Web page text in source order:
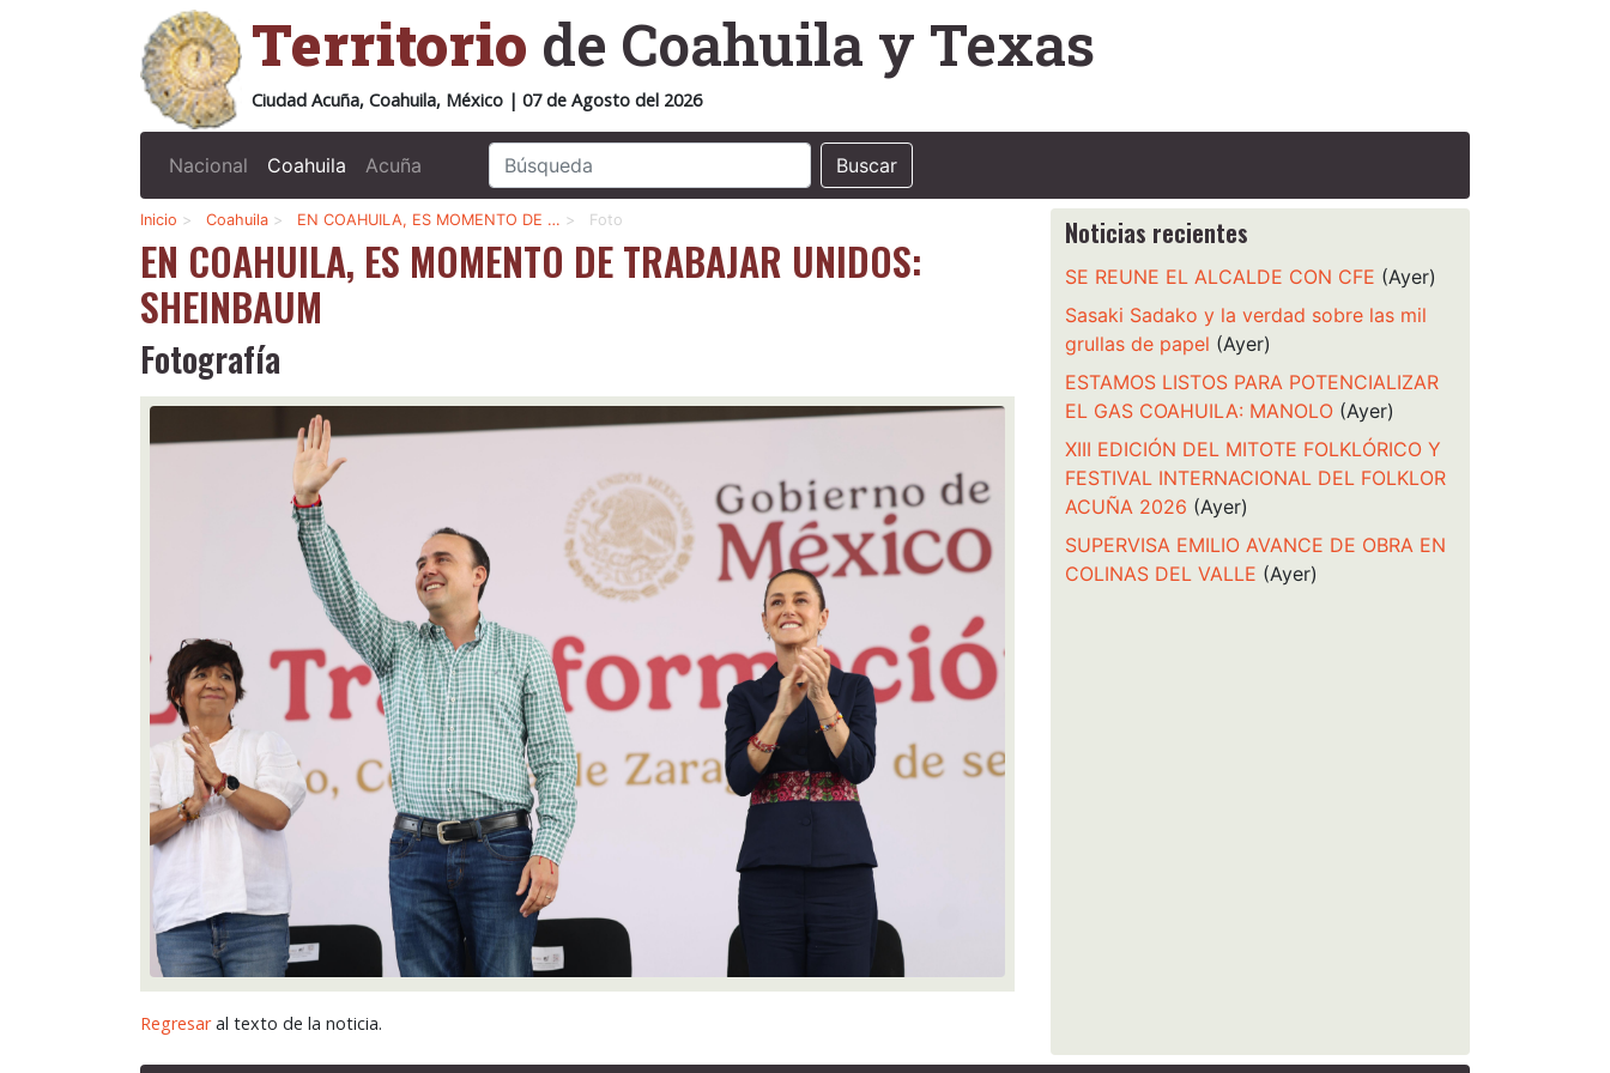
Territorio de Coahuila y Texas
Ciudad Acuña, Coahuila, México | 07 de Agosto del 2026
Nacional Coahuila Acuña Buscar
Inicio > Coahuila > EN COAHUILA, ES MOMENTO DE … > Foto
EN COAHUILA, ES MOMENTO DE TRABAJAR UNIDOS:
SHEINBAUM
Fotografía
Regresaral texto de la noticia.
Noticias recientes
SE REUNE EL ALCALDE CON CFE (Ayer)
Sasaki Sadako y la verdad sobre las mil
grullas de papel (Ayer)
ESTAMOS LISTOS PARA POTENCIALIZAR
EL GAS COAHUILA: MANOLO (Ayer)
XIII EDICIÓN DEL MITOTE FOLKLÓRICO Y
FESTIVAL INTERNACIONAL DEL FOLKLOR
ACUÑA 2026 (Ayer)
SUPERVISA EMILIO AVANCE DE OBRA EN
COLINAS DEL VALLE (Ayer)